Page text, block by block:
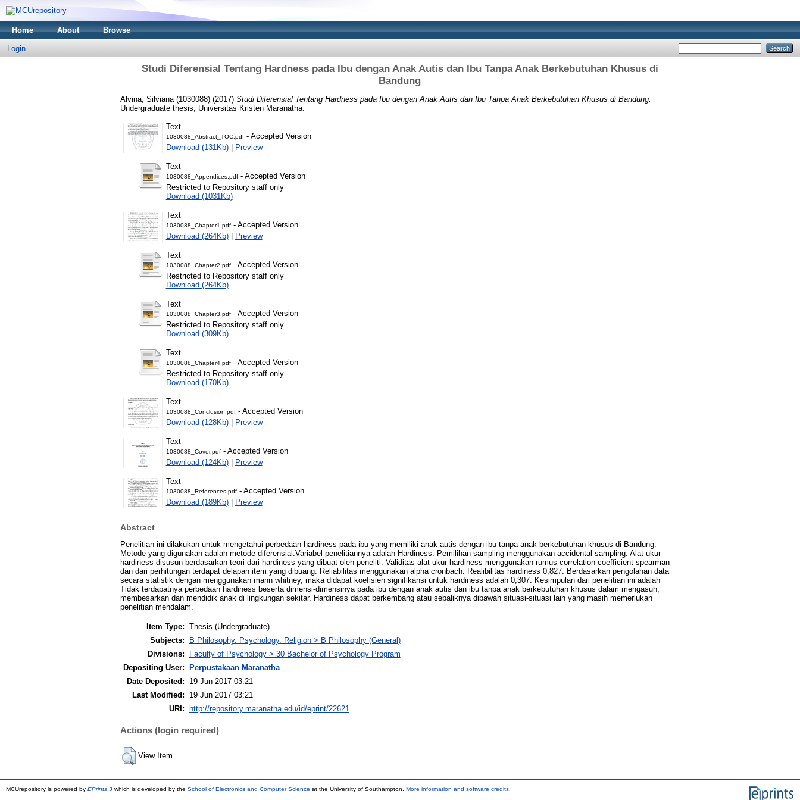
Home About Browse
Login
Studi Diferensial Tentang Hardness pada Ibu dengan Anak Autis dan Ibu Tanpa Anak Berkebutuhan Khusus di
Bandung
Alvina, Silviana (1030088)(2017) Studi Diferensial Tentang Hardness pada Ibu dengan Anak Autis dan Ibu Tanpa Anak Berkebutuhan Khusus di Bandung.
Undergraduate thesis, Universitas Kristen Maranatha.
Text
1030088_Abstract_TOC.pdf- Accepted Version
Download (131Kb)| Preview
Text
1030088_Appendices.pdf- Accepted Version
Restricted to Repository staff only
Download (1031Kb)
Text
1030088_Chapter1.pdf- Accepted Version
Download (264Kb)| Preview
Text
1030088_Chapter2.pdf- Accepted Version
Restricted to Repository staff only
Download (264Kb)
Text
1030088_Chapter3.pdf- Accepted Version
Restricted to Repository staff only
Download (309Kb)
Text
1030088_Chapter4.pdf- Accepted Version
Restricted to Repository staff only
Download (170Kb)
Text
1030088_Conclusion.pdf- Accepted Version
Download (128Kb)| Preview
Text
1030088_Cover.pdf- Accepted Version
Download (124Kb)| Preview
Text
1030088_References.pdf- Accepted Version
Download (189Kb)| Preview
Abstract
Penelitian ini dilakukan untuk mengetahui perbedaan hardiness pada ibu yang memiliki anak autis dengan ibu tanpa anak berkebutuhan khusus di Bandung.
Metode yang digunakan adalah metode diferensial.Variabel penelitiannya adalah Hardiness. Pemilihan sampling menggunakan accidental sampling. Alat ukur
hardiness disusun berdasarkan teori dari hardiness yang dibuat oleh peneliti. Validitas alat ukur hardiness menggunakan rumus correlation coefficient spearman
dan dari perhitungan terdapat delapan item yang dibuang. Reliabilitas menggunakan alpha cronbach. Realibilitas hardiness 0,827. Berdasarkan pengolahan data
secara statistik dengan menggunakan mann whitney, maka didapat koefisien signifikansi untuk hardiness adalah 0,307. Kesimpulan dari penelitian ini adalah
Tidak terdapatnya perbedaan hardiness beserta dimensi-dimensinya pada ibu dengan anak autis dan ibu tanpa anak berkebutuhan khusus dalam mengasuh,
membesarkan dan mendidik anak di lingkungan sekitar. Hardiness dapat berkembang atau sebaliknya dibawah situasi-situasi lain yang masih memerlukan
penelitian mendalam.
Item Type: Thesis (Undergraduate)
Subjects:
B Philosophy. Psychology. Religion > B Philosophy (General)
Divisions:
Faculty of Psychology > 30 Bachelor of Psychology Program
Depositing User:
Perpustakaan Maranatha
Date Deposited:
19 Jun 2017 03:21
Last Modified:
19 Jun 2017 03:21
URI:
http://repository.maranatha.edu/id/eprint/22621
Actions (login required)
View Item
MCUrepository is powered by EPrints 3 which is developed by the School of Electronics and Computer Science at the University of Southampton. More information and software credits